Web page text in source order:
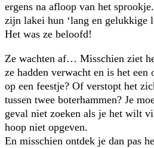
ergens na afloop van het
zijn lakei hun ‘lang en gelukkige
Het was ze beloofd!
Ze wachten af… Misschien ziet
ze hadden verwacht en is het een
op een feestje? Of verstopt het
tussen twee boterhammen? Je
geval niet zoeken als je het wilt
hoop niet opgeven.
En misschien ontdek je dan pas